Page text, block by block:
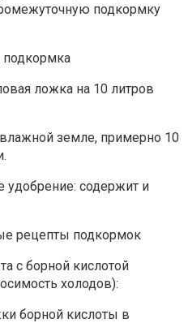
подкормку
подкормка
ложка на 10 литров
земле, примерно 10
удобрение: содержит и
рецепты подкормок
с борной кислотой
холодов):
борной кислоты в